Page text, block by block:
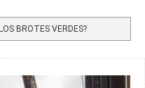
BROTES VERDES?